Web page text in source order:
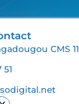
CMS 11
51